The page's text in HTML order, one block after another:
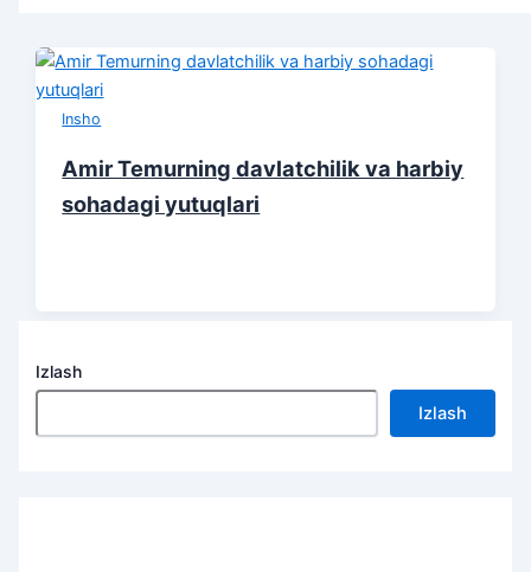
Insho
Amir Temurning davlatchilik va harbiy
sohadagi yutuqlari
Izlash
Izlash